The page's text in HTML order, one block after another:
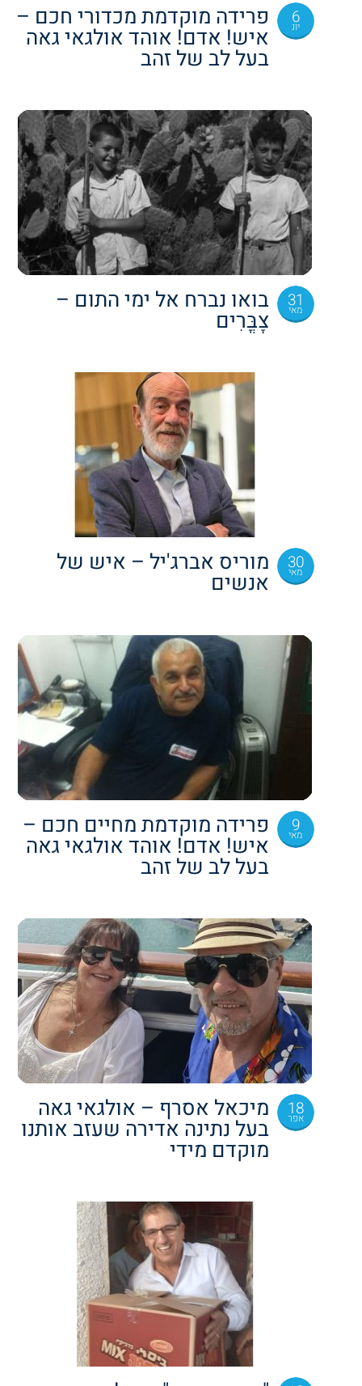
6
יונ פרידה מוקדמת מכדורי חכם –
איש! אדם! אוהד אולגאי גאה
בעל לב של זהב
31
מאי בואו נברח אל ימי התום –
צׇבֳּרִים
30
מאי מוריס אברג'יל – איש של
אנשים
9
מאי פרידה מוקדמת מחיים חכם –
איש! אדם! אוהד אולגאי גאה
בעל לב של זהב
18
אפר מיכאל אסרף – אולגאי גאה
בעל נתינה אדירה שעזב אותנו
מוקדם מידי